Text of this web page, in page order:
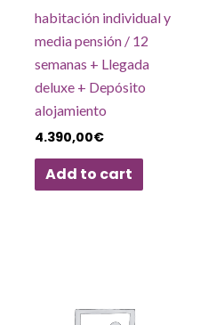
habitación individual y
media pensión / 12
semanas + Llegada
deluxe + Depósito
alojamiento
4.390,00€
Add to cart